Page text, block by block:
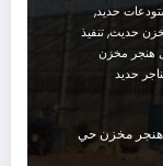
حديد,
حديث, تنفيذ
هنجر مخزن
حديد
هنجر مخزن حي